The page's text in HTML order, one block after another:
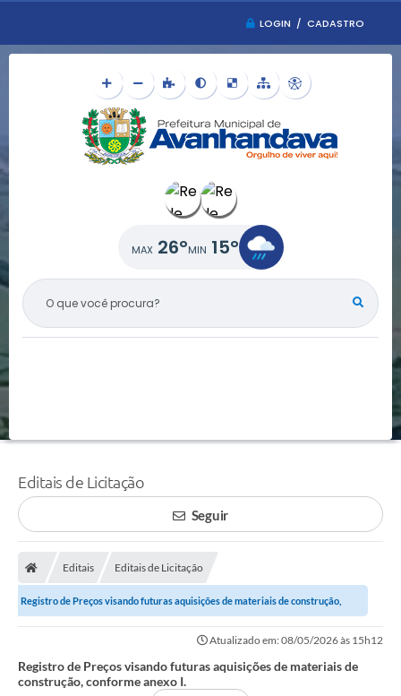
LOGIN / CADASTRO
O QUE VOCÊ PROCURA?
26° 15°
Editais de Licitação
Seguir
Editais Editais de Licitação
Registro de Preços visando futuras aquisições de materiais de construção,
Atualizado em: 08/05/2026 às 15h12
Registro de Preços visando futuras aquisições de materiais de
construção, conforme anexo I.